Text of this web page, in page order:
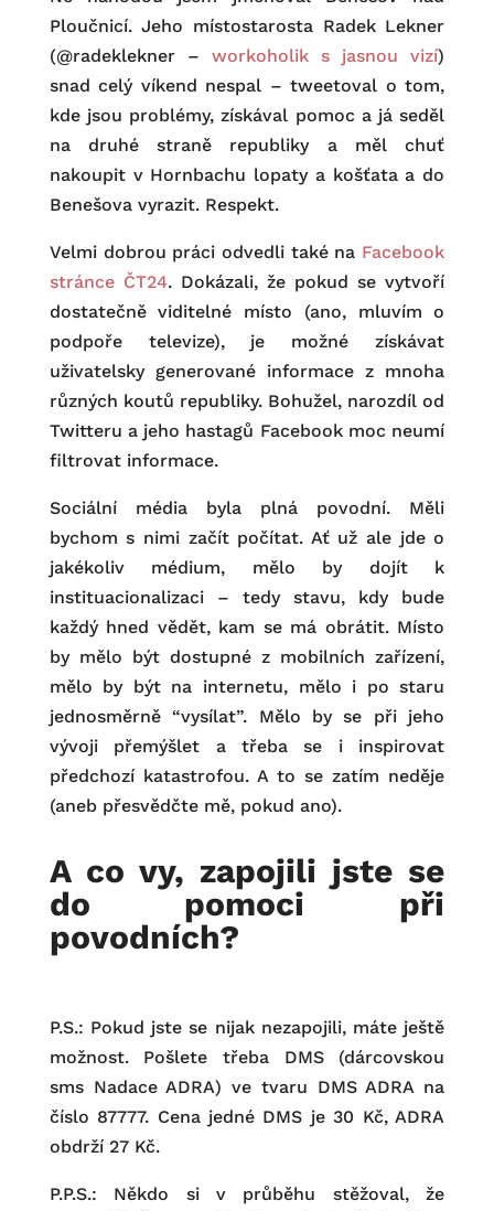
Ploučnicí. Jeho místostarosta Radek Lekner
(@radeklekner – workoholik s jasnou vizí)
snad celý víkend nespal – tweetoval o tom,
kde jsou problémy, získával pomoc a já seděl
na druhé straně republiky a měl chuť
nakoupit v Hornbachu lopaty a košťata a do
Benešova vyrazit. Respekt.
Velmi dobrou práci odvedli také na Facebook
stránce ČT24. Dokázali, že pokud se vytvoří
dostatečně viditelné místo (ano, mluvím o
podpoře televize), je možné získávat
uživatelsky generované informace z mnoha
různých koutů republiky. Bohužel, narozdíl od
Twitteru a jeho hastagů Facebook moc neumí
filtrovat informace.
Sociální média byla plná povodní. Měli
bychom s nimi začít počítat. Ať už ale jde o
jakékoliv médium, mělo by dojít k
instituacionalizaci – tedy stavu, kdy bude
každý hned vědět, kam se má obrátit. Místo
by mělo být dostupné z mobilních zařízení,
mělo by být na internetu, mělo i po staru
jednosměrně “vysílat”. Mělo by se při jeho
vývoji přemýšlet a třeba se i inspirovat
předchozí katastrofou. A to se zatím neděje
(aneb přesvědčte mě, pokud ano).
A co vy, zapojili jste se
do pomoci při
povodních?
P.S.: Pokud jste se nijak nezapojili, máte ještě
možnost. Pošlete třeba DMS (dárcovskou
sms Nadace ADRA) ve tvaru DMS ADRA na
číslo 87777. Cena jedné DMS je 30 Kč, ADRA
obdrží 27 Kč.
P.P.S.: Někdo si v průběhu stěžoval, že